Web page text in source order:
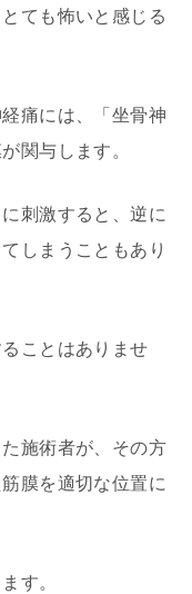
ても怖いと感じる
痛には、「坐骨神
関与します。
刺激すると、逆に
しまうこともあり
ことはありませ
施術者が、その方
膜を適切な位置に
す。